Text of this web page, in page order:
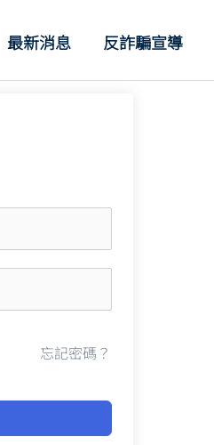
最新消息 反詐騙宣導
忘記密碼？